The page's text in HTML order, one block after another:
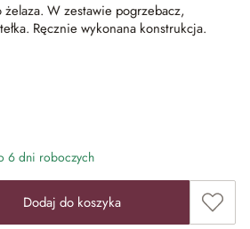
W zestawie pogrzebacz,
Ręcznie wykonana konstrukcja.
6 dni roboczych
żądaną wartość lub użyj
Dodaj do koszyka Dodaj